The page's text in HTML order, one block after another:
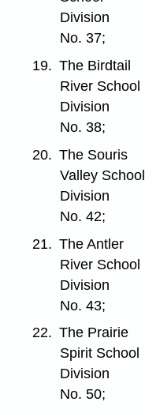
Division
No. 37;
19. The Birdtail
River School
Division
No. 38;
20. The Souris
Valley School
Division
No. 42;
21. The Antler
River School
Division
No. 43;
22. The Prairie
Spirit School
Division
No. 50;